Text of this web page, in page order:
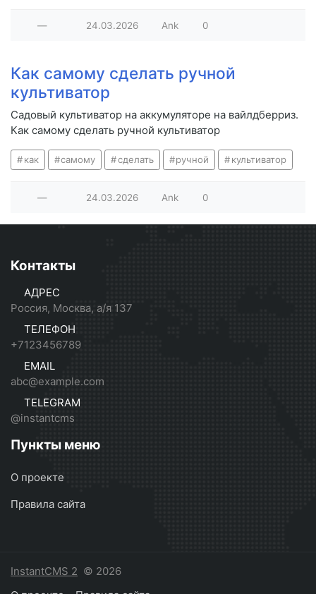
— 24.03.2026 Ank 0
Как самому сделать ручной
культиватор
Садовый культиватор на аккумуляторе на вайлдберриз.
Как самому сделать ручной культиватор
как самому сделать ручной культиватор
— 24.03.2026 Ank 0
Контакты
АДРЕС
Россия, Москва, а/я 137
ТЕЛЕФОН
+7123456789
EMAIL
abc@example.com
TELEGRAM
@instantcms
Пункты меню
О проекте
Правила сайта
InstantCMS 2 © 2026